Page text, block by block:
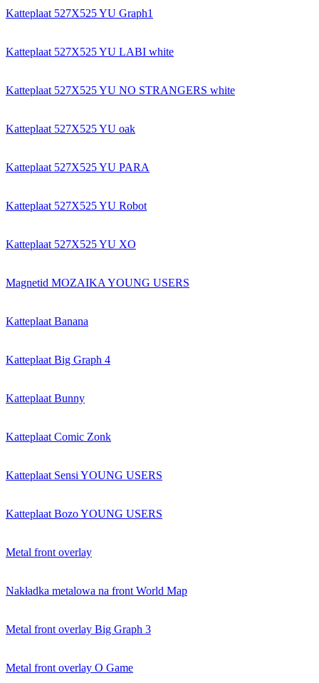
Katteplaat 527X525 YU Graph1
Katteplaat 527X525 YU LABI white
Katteplaat 527X525 YU NO STRANGERS white
Katteplaat 527X525 YU oak
Katteplaat 527X525 YU PARA
Katteplaat 527X525 YU Robot
Katteplaat 527X525 YU XO
Magnetid MOZAIKA YOUNG USERS
Katteplaat Banana
Katteplaat Big Graph 4
Katteplaat Bunny
Katteplaat Comic Zonk
Katteplaat Sensi YOUNG USERS
Katteplaat Bozo YOUNG USERS
Metal front overlay
Nakładka metalowa na front World Map
Metal front overlay Big Graph 3
Metal front overlay O Game